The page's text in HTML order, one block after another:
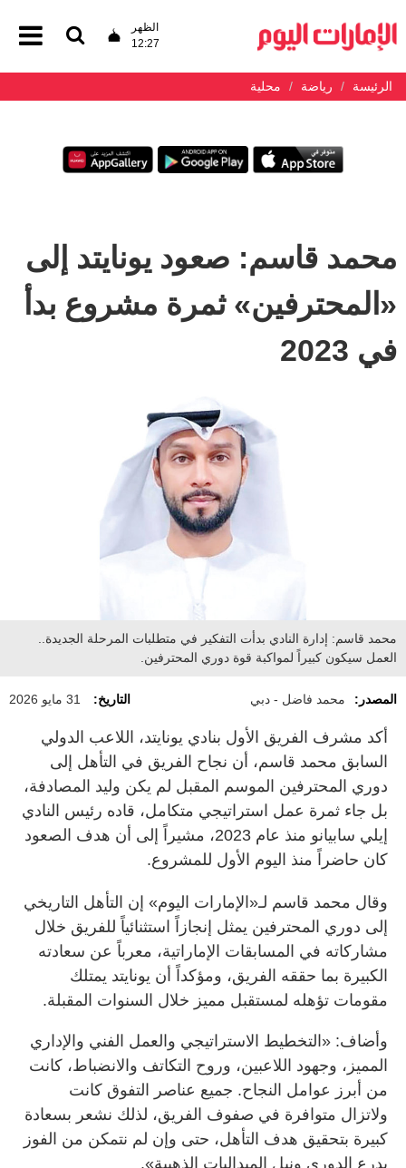
الظهر
12:27
الرئيسة رياضة محلية
محمد قاسم: صعود يونايتد إلى
«المحترفين» ثمرة مشروع بدأ
في 2023
محمد قاسم: إدارة النادي بدأت التفكير في متطلبات المرحلة الجديدة..
العمل سيكون كبيراً لمواكبة قوة دوري المحترفين.
المصدر: محمد فاضل - دبي التاريخ: 31 مايو 2026
أكد مشرف الفريق الأول بنادي يونايتد، اللاعب الدولي
السابق محمد قاسم، أن نجاح الفريق في التأهل إلى
دوري المحترفين الموسم المقبل لم يكن وليد المصادفة،
بل جاء ثمرة عمل استراتيجي متكامل، قاده رئيس النادي
إيلي سابيانو منذ عام 2023، مشيراً إلى أن هدف الصعود
كان حاضراً منذ اليوم الأول للمشروع.
وقال محمد قاسم لـ«الإمارات اليوم» إن التأهل التاريخي
إلى دوري المحترفين يمثل إنجازاً استثنائياً للفريق خلال
مشاركاته في المسابقات الإماراتية، معرباً عن سعادته
الكبيرة بما حققه الفريق، ومؤكداً أن يونايتد يمتلك
مقومات تؤهله لمستقبل مميز خلال السنوات المقبلة.
وأضاف: «التخطيط الاستراتيجي والعمل الفني والإداري
المميز، وجهود اللاعبين، وروح التكاتف والانضباط، كانت
من أبرز عوامل النجاح. جميع عناصر التفوق كانت
ولاتزال متوافرة في صفوف الفريق، لذلك نشعر بسعادة
كبيرة بتحقيق هدف التأهل، حتى وإن لم نتمكن من الفوز
بدرع الدوري ونيل الميداليات الذهبية».